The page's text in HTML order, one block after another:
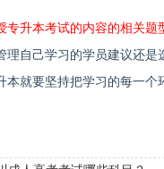
专升本考试的内容的相关
理自己学习的学员建议还是
本就要坚持把学习的每一个